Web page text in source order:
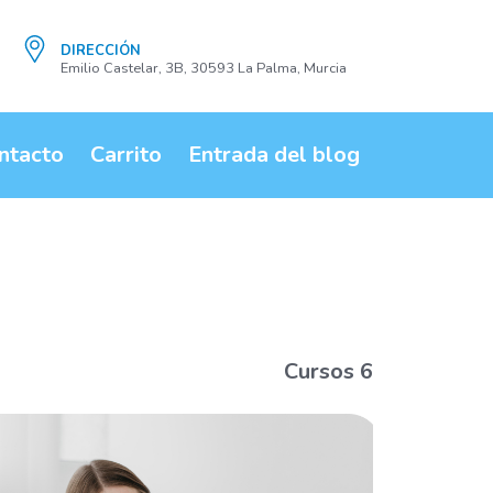
DIRECCIÓN
Emilio Castelar, 3B, 30593 La Palma, Murcia
Carrito Entrada del blog
Cursos 6